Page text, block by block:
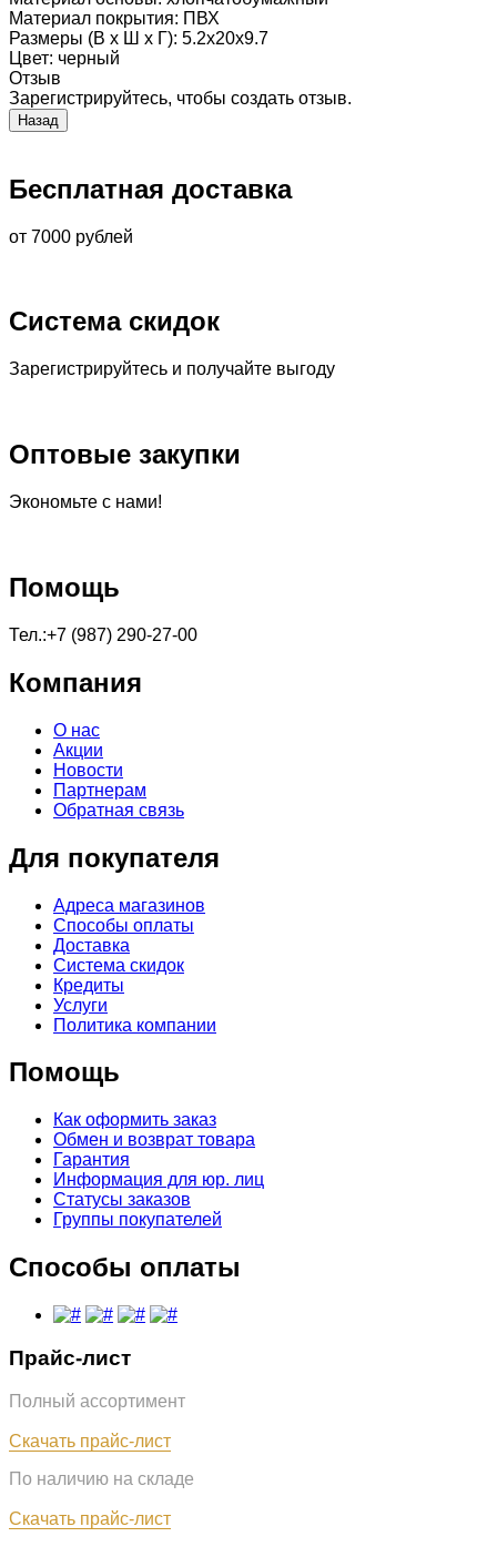
Материал покрытия: ПВХ
Размеры (В х Ш х Г): 5.2x20x9.7
Цвет: черный
Отзыв
Зарегистрируйтесь, чтобы создать отзыв.
Бесплатная доставка
от 7000 рублей
Система скидок
Зарегистрируйтесь и получайте выгоду
Оптовые закупки
Экономьте с нами!
Помощь
Тел.:+7 (987) 290-27-00
Компания
О нас
Акции
Новости
Партнерам
Обратная связь
Для покупателя
Адреса магазинов
Способы оплаты
Доставка
Система скидок
Кредиты
Услуги
Политика компании
Помощь
Как оформить заказ
Обмен и возврат товара
Гарантия
Информация для юр. лиц
Статусы заказов
Группы покупателей
Способы оплаты
Прайс-лист
Полный ассортимент
Скачать прайс-лист
По наличию на складе
Скачать прайс-лист